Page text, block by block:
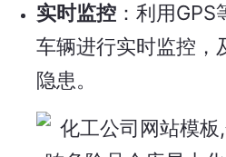
实时监控 ：利用
车辆进行实时监控，
隐患。